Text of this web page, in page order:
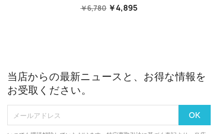
￥6,780 ￥4,895
当店からの最新ニュースと、お得な情報を
お受取ください。